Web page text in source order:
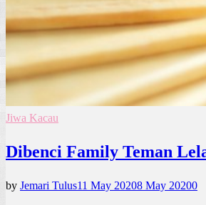
Jiwa Kacau
Dibenci Family Teman
by Jemari Tulus11 May 20208 May 20200